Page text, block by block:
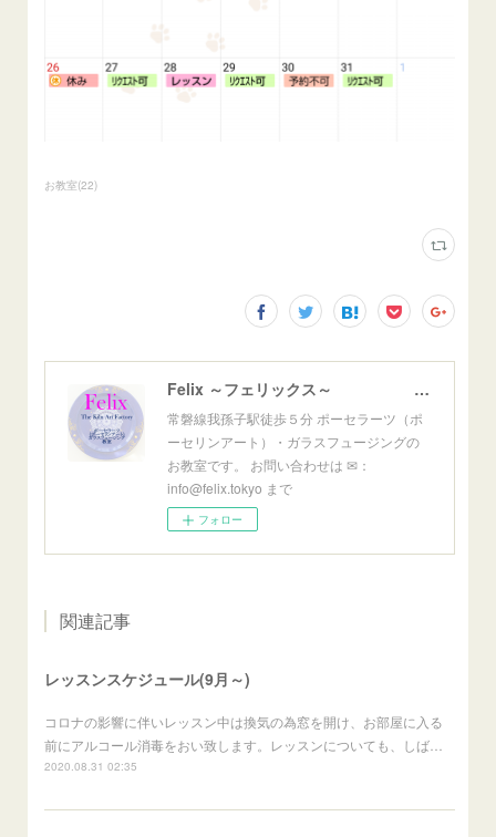
お教室(22)
Felix ～フェリックス～ ポーセラーツ・ガラスフュージング教室
常磐線我孫子駅徒歩５分 ポーセラーツ（ポ
ーセリンアート）・ガラスフュージングの
お教室です。 お問い合わせは ✉：
info@felix.tokyo まで
フォロー
関連記事
レッスンスケジュール(9月～)
コロナの影響に伴いレッスン中は換気の為窓を開け、お部屋に入る
前にアルコール消毒をおい致します。レッスンについても、しば…
2020.08.31 02:35